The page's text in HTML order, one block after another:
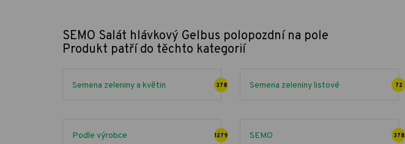
SEMO Salát hlávkový Gelbus polopozdní na pole
Produkt patří do těchto kategorií
Semena zeleniny a květin 378 Semena zeleniny listové 72
Podle výrobce 1279 SEMO 378